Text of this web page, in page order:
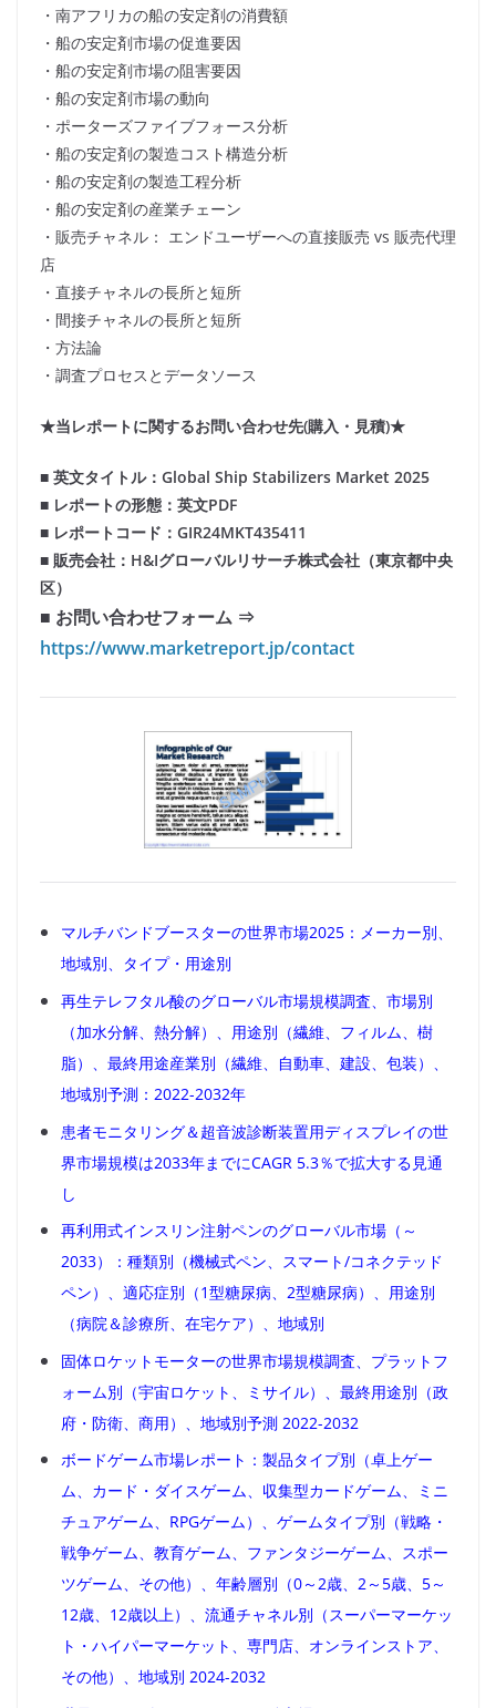
・南アフリカの船の安定剤の消費額
・船の安定剤市場の促進要因
・船の安定剤市場の阻害要因
・船の安定剤市場の動向
・ポーターズファイブフォース分析
・船の安定剤の製造コスト構造分析
・船の安定剤の製造工程分析
・船の安定剤の産業チェーン
・販売チャネル： エンドユーザーへの直接販売 vs 販売代理
店
・直接チャネルの長所と短所
・間接チャネルの長所と短所
・方法論
・調査プロセスとデータソース
★当レポートに関するお問い合わせ先(購入・見積)★
■ 英文タイトル：Global Ship Stabilizers Market 2025
■ レポートの形態：英文PDF
■ レポートコード：GIR24MKT435411
■ 販売会社：H&Iグローバルリサーチ株式会社（東京都中央
区）
■ お問い合わせフォーム ⇒
https://www.marketreport.jp/contact
マルチバンドブースターの世界市場2025：メーカー別、
地域別、タイプ・用途別
再生テレフタル酸のグローバル市場規模調査、市場別
（加水分解、熱分解）、用途別（繊維、フィルム、樹
脂）、最終用途産業別（繊維、自動車、建設、包装）、
地域別予測：2022-2032年
患者モニタリング＆超音波診断装置用ディスプレイの世
界市場規模は2033年までにCAGR 5.3％で拡大する見通
し
再利用式インスリン注射ペンのグローバル市場（～
2033）：種類別（機械式ペン、スマート/コネクテッド
ペン）、適応症別（1型糖尿病、2型糖尿病）、用途別
（病院＆診療所、在宅ケア）、地域別
固体ロケットモーターの世界市場規模調査、プラットフ
ォーム別（宇宙ロケット、ミサイル）、最終用途別（政
府・防衛、商用）、地域別予測 2022-2032
ボードゲーム市場レポート：製品タイプ別（卓上ゲー
ム、カード・ダイスゲーム、収集型カードゲーム、ミニ
チュアゲーム、RPGゲーム）、ゲームタイプ別（戦略・
戦争ゲーム、教育ゲーム、ファンタジーゲーム、スポー
ツゲーム、その他）、年齢層別（0～2歳、2～5歳、5～
12歳、12歳以上）、流通チャネル別（スーパーマーケッ
ト・ハイパーマーケット、専門店、オンラインストア、
その他）、地域別 2024-2032